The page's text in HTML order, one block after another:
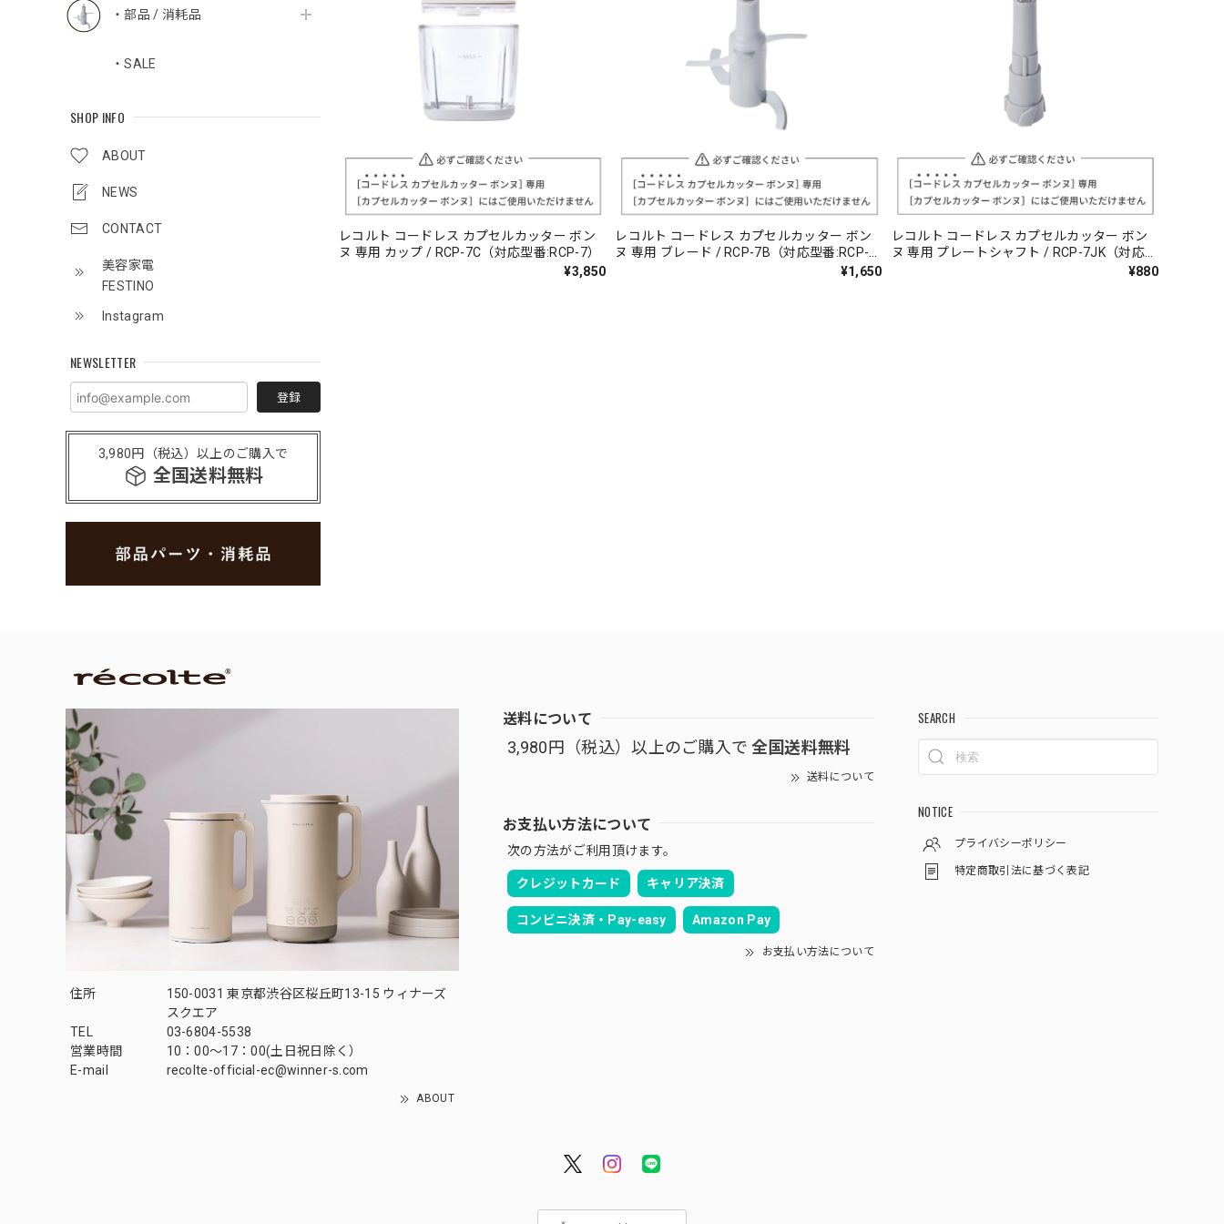
・部品 / 消耗品
・SALE
SHOP INFO
ABOUT
NEWS
CONTACT
美容家電
FESTINO
Instagram
NEWSLETTER
登録
3,980円（税込）以上のご購入で
全国送料無料
レコルト コードレス カプセルカッター ボン
ヌ 専用 カップ / RCP-7C（対応型番:RCP-7）
¥3,850
レコルト コードレス カプセルカッター ボン
ヌ 専用 ブレード / RCP-7B（対応型番:RCP-
¥1,650
レコルト コードレス カプセルカッター ボン
ヌ 専用 プレートシャフト / RCP-7JK（対応型
¥880
住所
150-0031 東京都渋谷区桜丘町13-15 ウィナーズ
スクエア
TEL
03-6804-5538
営業時間
10：00〜17：00(土日祝日除く）
E-mail
recolte-official-ec@winner-s.com
ABOUT
送料について
3,980円（税込）以上のご購入で 全国送料無料
送料について
お支払い方法について
次の方法がご利用頂けます。
クレジットカード キャリア決済
コンビニ決済・Pay-easy Amazon Pay
お支払い方法について
SEARCH
NOTICE
プライバシーポリシー
特定商取引法に基づく表記